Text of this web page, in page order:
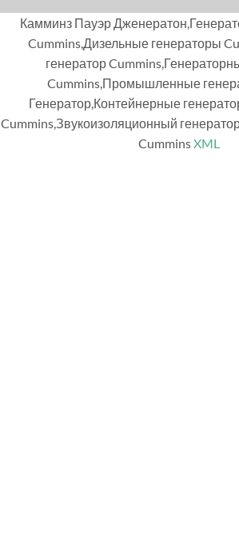
Камминз Пауэр
Cummins,Дизельные генераторы
генератор
Cummins,Промышленные
Генератор,Контейнерные
Cummins,Звукоизоляционный
CumminsXML